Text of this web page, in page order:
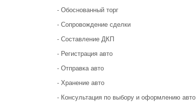
- Обоснованный торг
- Сопровождение сделки
- Составление ДКП
- Регистрация авто
- Отправка авто
- Хранение авто
- Консультация по выбору и оформлению авто